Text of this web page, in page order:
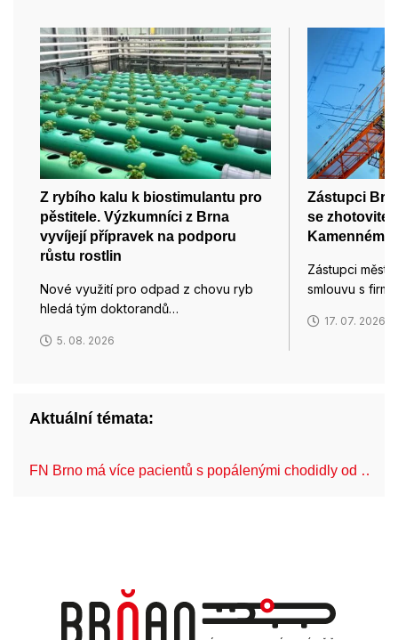
Z rybího kalu k biostimulantu pro
pěstitele. Výzkumníci z Brna
vyvíjejí přípravek na podporu
růstu rostlin
Nové využití pro odpad z chovu ryb
hledá tým doktorandů…
5. 08. 2026
Zástupci
se
Kamenném
Zástupci
smlouvu s
17. 07. 2026
Aktuální témata:
FN Brno má více pacientů s popálenými chodidly od …